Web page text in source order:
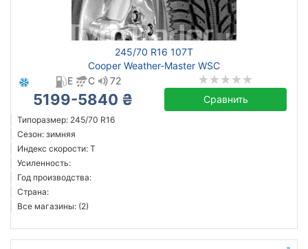
245/70 R16 107T
Cooper Weather-Master WSC
E
C 72
5199-5840 ₴ Сравнить
Типоразмер: 245/70 R16
Сезон: зимняя
Индекс скорости: T
Усиленность:
Год производства:
Страна:
Все магазины: (2)